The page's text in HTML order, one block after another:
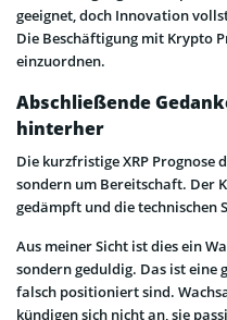
geeignet, doch Innovation
Die Beschäftigung mit Krypto
einzuordnen.
Abschließende
hinterher
Die kurzfristige XRP Prognose
sondern um Bereitschaft. Der
gedämpft und die technischen
Aus meiner Sicht ist dies ein
sondern geduldig. Das ist
falsch positioniert sind.
kündigen sich nicht an, sie